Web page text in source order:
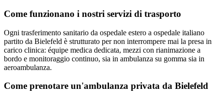
Come funzionano i nostri servizi di trasporto
Ogni trasferimento sanitario da ospedale estero a ospedale italiano
partito da Bielefeld è strutturato per non interrompere mai la presa in
carico clinica: équipe medica dedicata, mezzi con rianimazione a
bordo e monitoraggio continuo, sia in ambulanza su gomma sia in
aeroambulanza.
Come prenotare un'ambulanza privata da Bielefeld